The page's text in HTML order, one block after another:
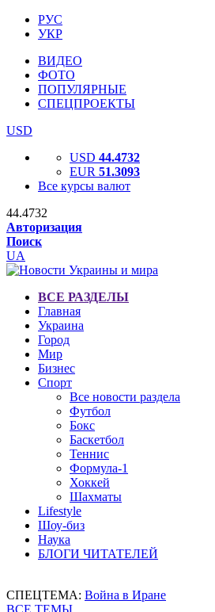
РУС
УКР
ВИДЕО
ФОТО
ПОПУЛЯРНЫЕ
СПЕЦПРОЕКТЫ
USD
USD 44.4732
EUR 51.3093
Все курсы валют
44.4732
Авторизация
Поиск
UA
ВСЕ РАЗДЕЛЫ
Главная
Украина
Город
Мир
Бизнес
Спорт
Все новости раздела
Футбол
Бокс
Баскетбол
Теннис
Формула-1
Хоккей
Шахматы
Lifestyle
Шоу-биз
Наука
БЛОГИ ЧИТАТЕЛЕЙ
СПЕЦТЕМА: Война в Иране
ВСЕ ТЕМЫ